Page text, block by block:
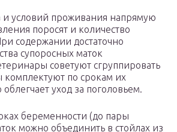
и условий проживания напрямую
поросят и количество
содержании достаточно
супоросных маток
советуют сгруппировать
комплектуют по срокам их
облегчает уход за поголовьем.
беременности (до пары
можно объединить в стойлах из